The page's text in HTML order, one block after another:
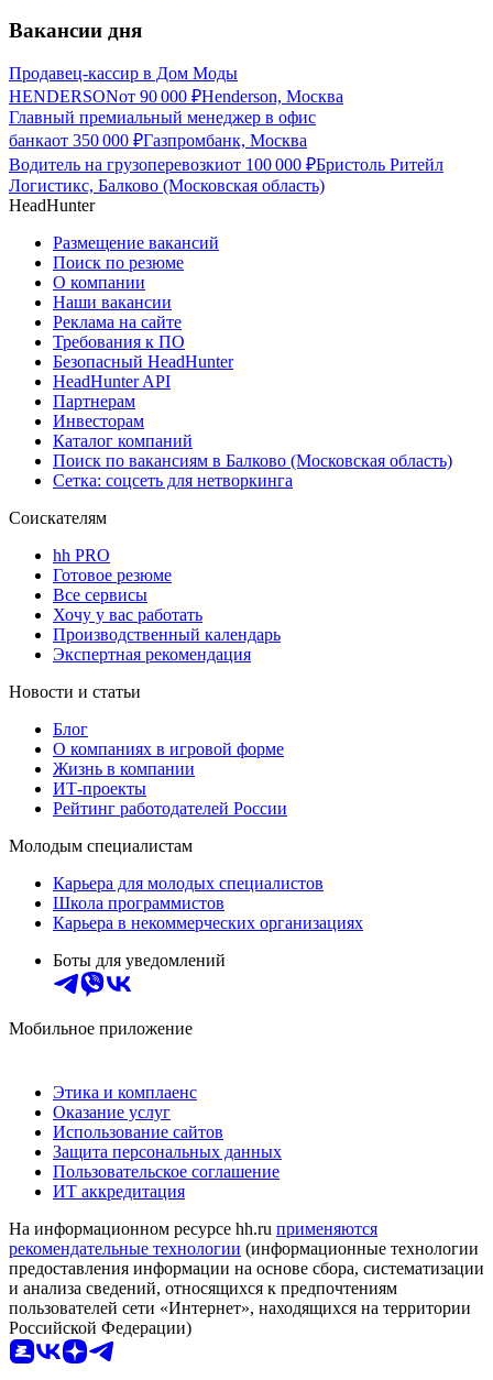
Вакансии дня
Продавец-кассир в Дом Моды
HENDERSONот 90 000 ₽Henderson, Москва
Главный премиальный менеджер в офис
банкаот 350 000 ₽Газпромбанк, Москва
Водитель на грузоперевозкиот 100 000 ₽Бристоль Ритейл
Логистикс, Балково (Московская область)
HeadHunter
Размещение вакансий
Поиск по резюме
О компании
Наши вакансии
Реклама на сайте
Требования к ПО
Безопасный HeadHunter
HeadHunter API
Партнерам
Инвесторам
Каталог компаний
Поиск по вакансиям в Балково (Московская область)
Сетка: соцсеть для нетворкинга
Соискателям
hh PRO
Готовое резюме
Все сервисы
Хочу у вас работать
Производственный календарь
Экспертная рекомендация
Новости и статьи
Блог
О компаниях в игровой форме
Жизнь в компании
ИТ-проекты
Рейтинг работодателей России
Молодым специалистам
Карьера для молодых специалистов
Школа программистов
Карьера в некоммерческих организациях
Боты для уведомлений
Мобильное приложение
Этика и комплаенс
Оказание услуг
Использование сайтов
Защита персональных данных
Пользовательское соглашение
ИТ аккредитация
На информационном ресурсе hh.ru применяются
рекомендательные технологии (информационные технологии
предоставления информации на основе сбора, систематизации
и анализа сведений, относящихся к предпочтениям
пользователей сети «Интернет», находящихся на территории
Российской Федерации)